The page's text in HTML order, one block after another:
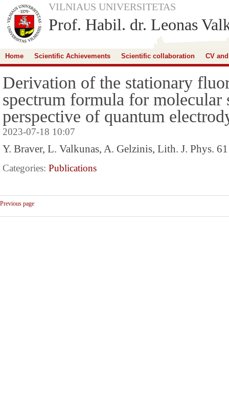
VILNIAUS UNIVERSITETAS
Prof. Habil. dr. Leonas
Home Scientific Achievements Scientific collaboration CV
Derivation of the stationary
spectrum formula for molecular
perspective of quantum
2023-07-18 10:07
Y. Braver, L. Valkunas, A. Gelzinis, Lith. J. Phys.
Categories: Publications
Previous page